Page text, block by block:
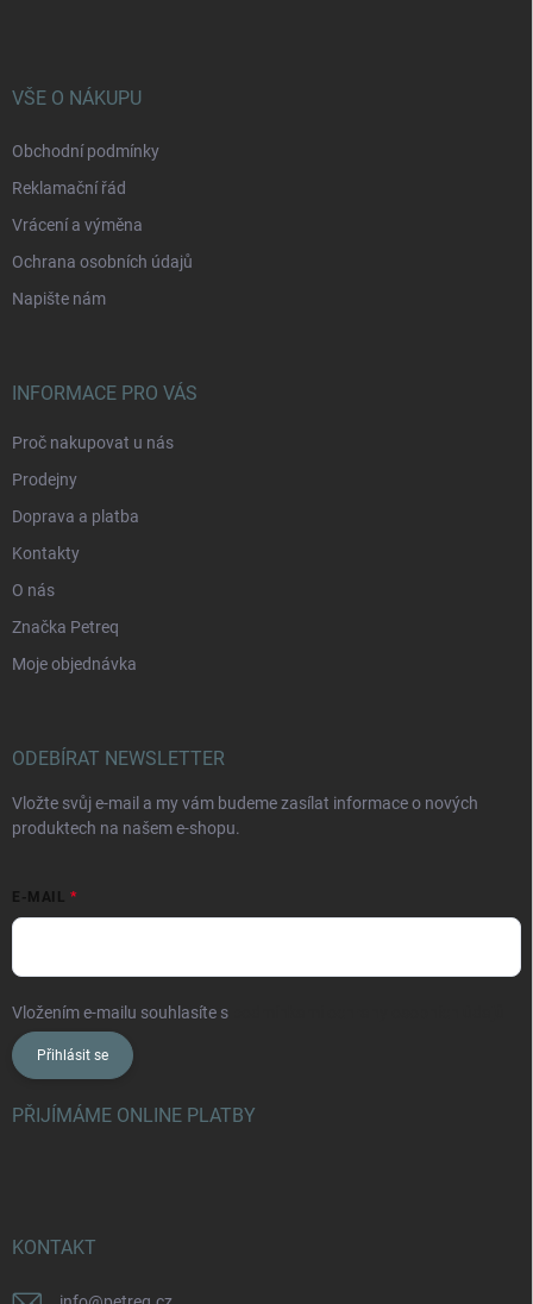
VŠE O NÁKUPU
Obchodní podmínky
Reklamační řád
Vrácení a výměna
Ochrana osobních údajů
Napište nám
INFORMACE PRO VÁS
Proč nakupovat u nás
Prodejny
Doprava a platba
Kontakty
O nás
Značka Petreq
Moje objednávka
ODEBÍRAT NEWSLETTER
Vložte svůj e-mail a my vám budeme zasílat informace o nových
produktech na našem e-shopu.
E-MAIL
Vložením e-mailu souhlasíte s
Přihlásit se
PŘIJÍMÁME ONLINE PLATBY
KONTAKT